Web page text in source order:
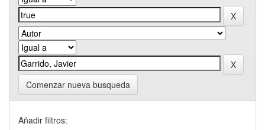
Comenzar nueva busqueda
Añadir filtros: